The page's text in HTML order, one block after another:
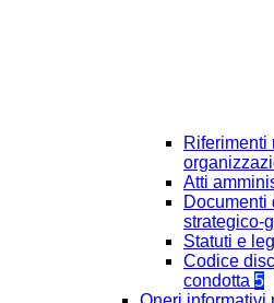
Riferimenti
Atti
Documenti
strategico-
Statuti e
Codice
condotta 5